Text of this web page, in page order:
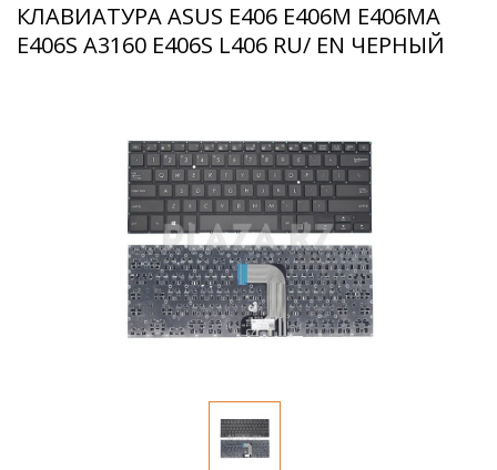
КЛАВИАТУРА ASUS E406 E406M E406MA
E406S A3160 E406S L406 RU/ EN ЧЕРНЫЙ